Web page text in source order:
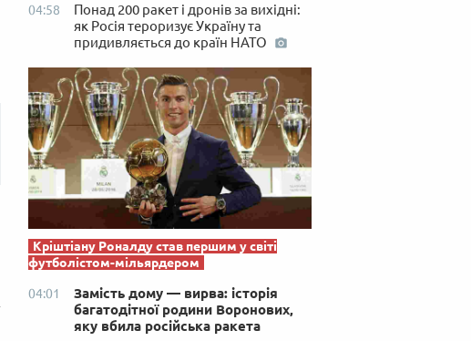
04:58
Понад 200 ракет і дронів за вихідні:
як Росія тероризує Україну та
придивляється до країн НАТО
Кріштіану Роналду став першим у світі
футболістом-мільярдером
04:01
Замість дому — вирва: історія
багатодітної родини Воронових,
яку вбила російська ракета